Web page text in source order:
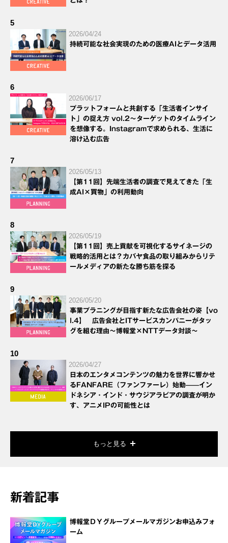
5
2026/04/24
持続可能な社会実現のための医療AIとデータ活用
6
2026/06/17
プラットフォームと共創する「生活者インサイ
ト」の捉え方 vol.2～ターゲットのタイムライン
を想像する。Instagramで求められる、生活に
溶け込む広告
7
2026/05/13
【第11回】先端生活者の調査で見えてきた「生
成AI×買物」の利用動向
8
2026/05/19
【第11回】売上貢献を可視化するサイネージの
戦略的活用とは？カバヤ食品の取り組みからリテ
ールメディアの新たな勝ち筋を探る
9
2026/05/20
事業プラニングが目指す新たな広告会社の姿【vo
l.4】 広告会社とITサービスカンパニーがタッ
グを組む理由～博報堂×NTTデータ対談～
10
2026/04/27
日本のエンタメコンテンツの魅力を世界に響かせ
るFANFARE（ファンファーレ）始動——イン
ドネシア・インド・サウジアラビアの調査が明か
す、アニメIPの可能性とは
もっと見る
新着記事
博報堂ＤＹグループメールマガジンお申込みフォ
ーム